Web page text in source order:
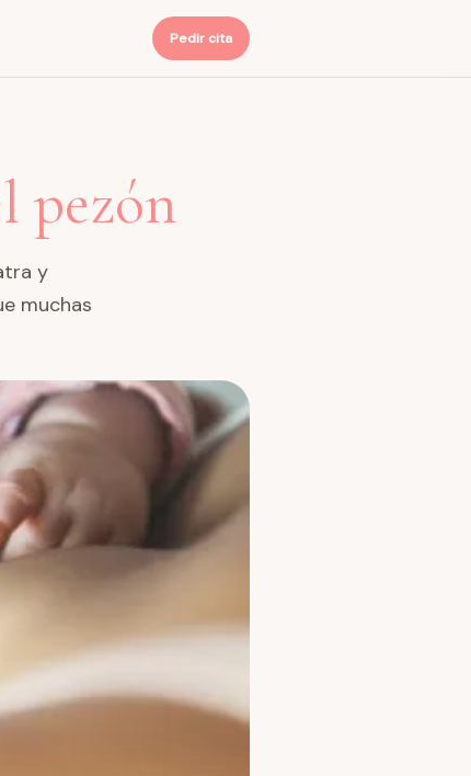
Pedir cita
pezón
y
muchas